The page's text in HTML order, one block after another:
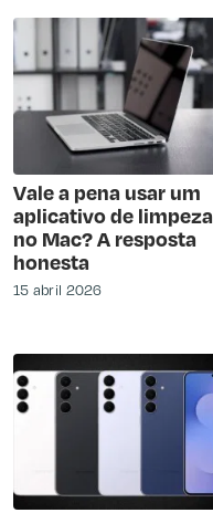
Vale a pena usar um
aplicativo de limpeza
no Mac? A resposta
honesta
15 abril 2026